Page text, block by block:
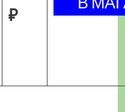
₽